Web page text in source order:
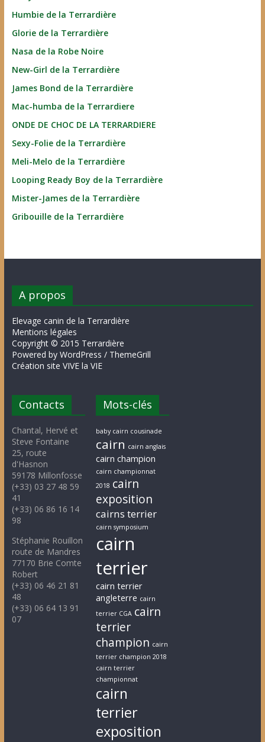
Humbie de la Terrardière
Glorie de la Terrardière
Nasa de la Robe Noire
New-Girl de la Terrardière
James Bond de la Terrardière
Mac-humba de la Terrardiere
ONDE DE CHOC DE LA TERRARDIERE
Sexy-Folie de la Terrardière
Meli-Melo de la Terrardière
Looping Ready Boy de la Terrardière
Mister-James de la Terrardière
Gribouille de la Terrardière
A propos
Elevage canin de la Terrardière
Mentions légales
Copyright © 2015 Terrardière
Powered by WordPress / ThemeGrill
Création site VIVE la VIE
Contacts
Chantal, Hervé et
Steve Fontaine
25, route
d'Hasnon
59178 Millonfosse
(+33) 03 27 48 59
41
(+33) 06 86 16 14
98
Stéphanie Rouillon
route de Mandres
77170 Brie Comte
Robert
(+33) 06 46 21 81
48
(+33) 06 64 13 91
07
Mots-clés
baby cairn cousinade
cairn cairn anglais
cairn champion
cairn championnat
2018 cairn
exposition
cairns terrier
cairn symposium
cairn
terrier
cairn terrier
angleterre cairn
terrier CGA cairn
terrier
champion cairn
terrier champion 2018
cairn terrier
championnat
cairn
terrier
exposition